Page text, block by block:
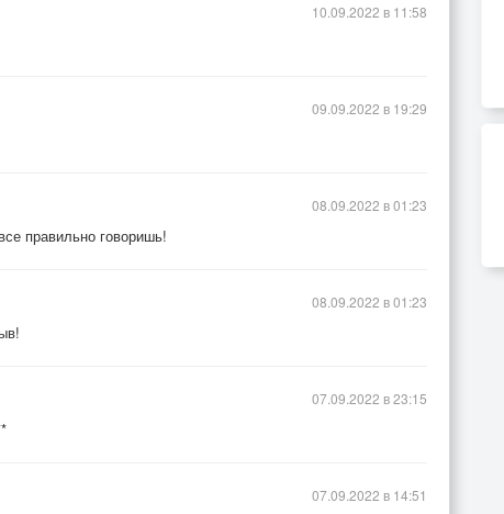
10.09.2022 в 11:58
09.09.2022 в 19:29
правильно говоришь!
08.09.2022 в 01:23
08.09.2022 в 01:23
07.09.2022 в 23:15
07.09.2022 в 14:51